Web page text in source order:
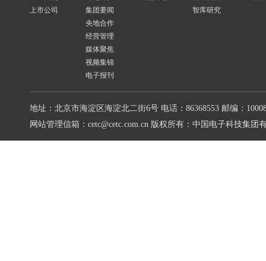
上市公司
集团要闻
央地合作
经营管理
媒体聚焦
视频集锦
电子报刊
智库研究
地址：北京市海淀区海淀北二街6号 电话：86368553 邮编：
网站管理信箱：cetc@cetc.com.cn 版权所有：中国电子科技集团